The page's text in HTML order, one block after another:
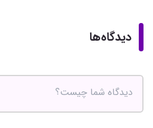
دیدگاه‌ها